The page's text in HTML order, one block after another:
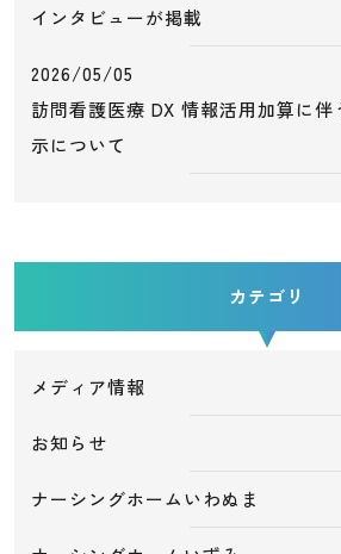
インタビューが掲載
2026/05/05
訪問看護医療 DX 情報活用加算に
示について
カテゴリ
メディア情報
お知らせ
ナーシングホームいわぬま